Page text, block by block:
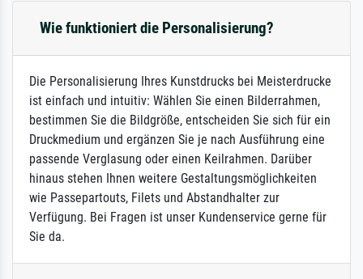
Wie funktioniert die Personalisierung?
Die Personalisierung Ihres Kunstdrucks bei Meisterdrucke
ist einfach und intuitiv: Wählen Sie einen Bilderrahmen,
bestimmen Sie die Bildgröße, entscheiden Sie sich für ein
Druckmedium und ergänzen Sie je nach Ausführung eine
passende Verglasung oder einen Keilrahmen. Darüber
hinaus stehen Ihnen weitere Gestaltungsmöglichkeiten
wie Passepartouts, Filets und Abstandhalter zur
Verfügung. Bei Fragen ist unser Kundenservice gerne für
Sie da.